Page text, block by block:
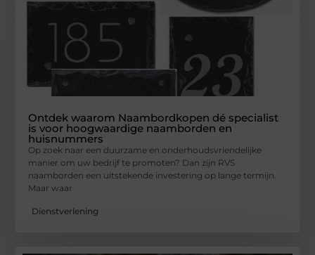
Ontdek waarom Naambordkopen dé specialist
is voor hoogwaardige naamborden en
huisnummers
Op zoek naar een duurzame en onderhoudsvriendelijke
manier om uw bedrijf te promoten? Dan zijn RVS
naamborden een uitstekende investering op lange termijn.
Maar waar
Dienstverlening